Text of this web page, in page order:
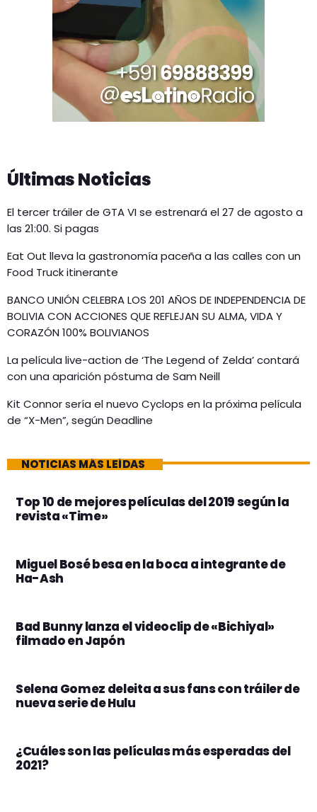
Últimas Noticias
El tercer tráiler de GTA VI se estrenará el 27 de agosto a
las 21:00. Si pagas
Eat Out lleva la gastronomía paceña a las calles con un
Food Truck itinerante
BANCO UNIÓN CELEBRA LOS 201 AÑOS DE INDEPENDENCIA DE
BOLIVIA CON ACCIONES QUE REFLEJAN SU ALMA, VIDA Y
CORAZÓN 100% BOLIVIANOS
La película live-action de ‘The Legend of Zelda’ contará
con una aparición póstuma de Sam Neill
Kit Connor sería el nuevo Cyclops en la próxima película
de “X-Men”, según Deadline
NOTICIAS MÁS LEÍDAS
Top 10 de mejores películas del 2019 según la
revista «Time»
Miguel Bosé besa en la boca a integrante de
Ha-Ash
Bad Bunny lanza el videoclip de «Bichiyal»
filmado en Japón
Selena Gomez deleita a sus fans con tráiler de
nueva serie de Hulu
¿Cuáles son las películas más esperadas del
2021?